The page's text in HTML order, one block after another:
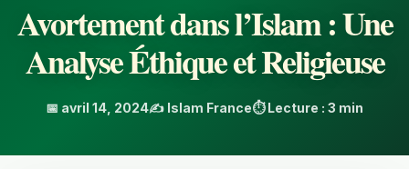
Avortement dans l’Islam : Une
Analyse Éthique et Religieuse
📅 avril 14, 2024✍️ Islam France⏱️ Lecture : 3 min